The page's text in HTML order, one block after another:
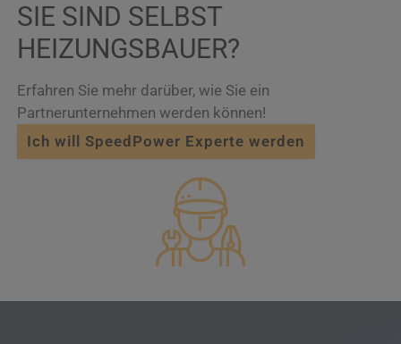
SIE SIND SELBST
HEIZUNGSBAUER?
Erfahren Sie mehr darüber, wie Sie ein
Partnerunternehmen werden können!
Ich will SpeedPower Experte werden